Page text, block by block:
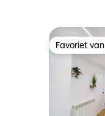
Favoriet
Favoriet